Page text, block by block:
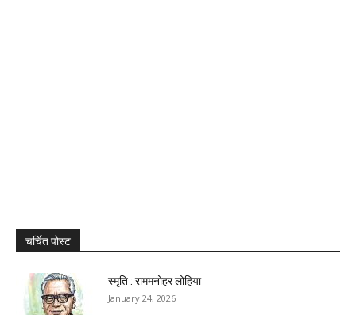
चर्चित पोस्ट
स्मृति : राममनोहर लोहिया
January 24, 2026